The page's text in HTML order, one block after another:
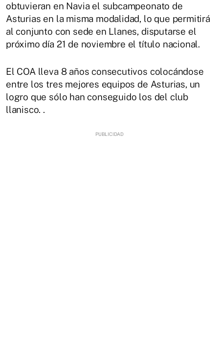
obtuvieran en Navia el subcampeonato de
Asturias en la misma modalidad, lo que permitirá
al conjunto con sede en Llanes, disputarse el
próximo día 21 de noviembre el título nacional.
El COA lleva 8 años consecutivos colocándose
entre los tres mejores equipos de Asturias, un
logro que sólo han conseguido los del club
llanisco. .